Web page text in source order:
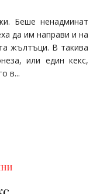
Беше ненадминат
да им направи и на
жълтъци. В такива
или един кекс,
в...